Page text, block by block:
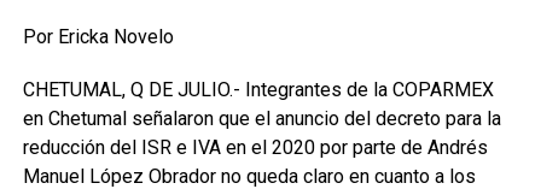
Por Ericka Novelo
CHETUMAL, Q DE JULIO.- Integrantes de la COPARMEX
en Chetumal señalaron que el anuncio del decreto para la
reducción del ISR e IVA en el 2020 por parte de Andrés
Manuel López Obrador no queda claro en cuanto a los